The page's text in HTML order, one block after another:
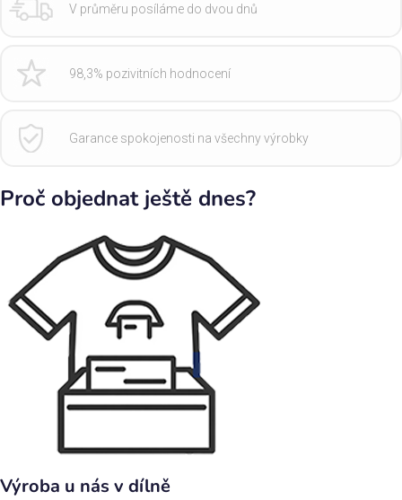
V průměru posíláme do dvou dnů
98,3% pozivitních hodnocení
Garance spokojenosti na všechny výrobky
Proč objednat ještě dnes?
Výroba u nás v dílně